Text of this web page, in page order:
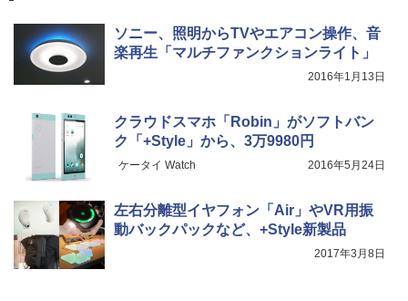
ソニー、照明からTVやエアコン操作、音
楽再生「マルチファンクションライト」
2016年1月13日
クラウドスマホ「Robin」がソフトバン
ク「+Style」から、3万9980円
ケータイ Watch 2016年5月24日
左右分離型イヤフォン「Air」やVR用振
動バックパックなど、+Style新製品
2017年3月8日